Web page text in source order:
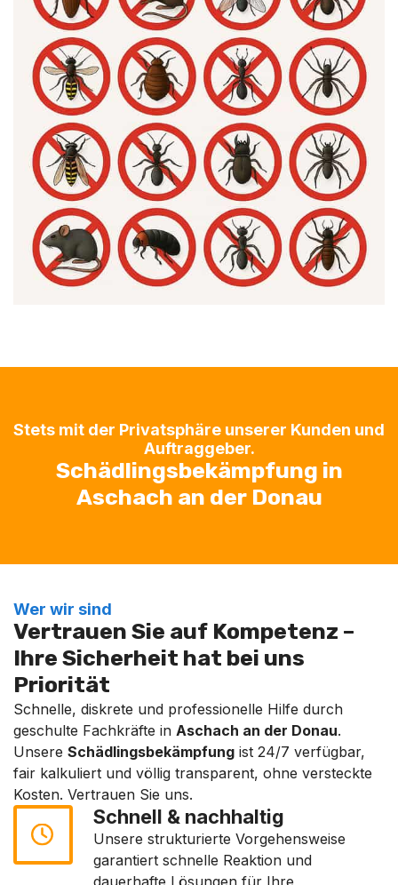
Stets mit der Privatsphäre unserer Kunden und
Auftraggeber.
Schädlingsbekämpfung in
Aschach an der Donau
Wer wir sind
Vertrauen Sie auf Kompetenz –
Ihre Sicherheit hat bei uns
Priorität
Schnelle, diskrete und professionelle Hilfe durch
geschulte Fachkräfte in Aschach an der Donau.
Unsere Schädlingsbekämpfung ist 24/7 verfügbar,
fair kalkuliert und völlig transparent, ohne versteckte
Kosten. Vertrauen Sie uns.
Schnell & nachhaltig
Unsere strukturierte Vorgehensweise
garantiert schnelle Reaktion und
dauerhafte Lösungen für Ihre